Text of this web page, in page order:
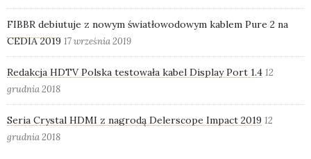
FIBBR debiutuje z nowym światłowodowym kablem Pure 2 na
CEDIA 2019 17 września 2019
Redakcja HDTV Polska testowała kabel Display Port 1.4 12
grudnia 2018
Seria Crystal HDMI z nagrodą Delerscope Impact 2019 12
grudnia 2018